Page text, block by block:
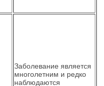
Заболевание является
многолетним и редко
наблюдаются